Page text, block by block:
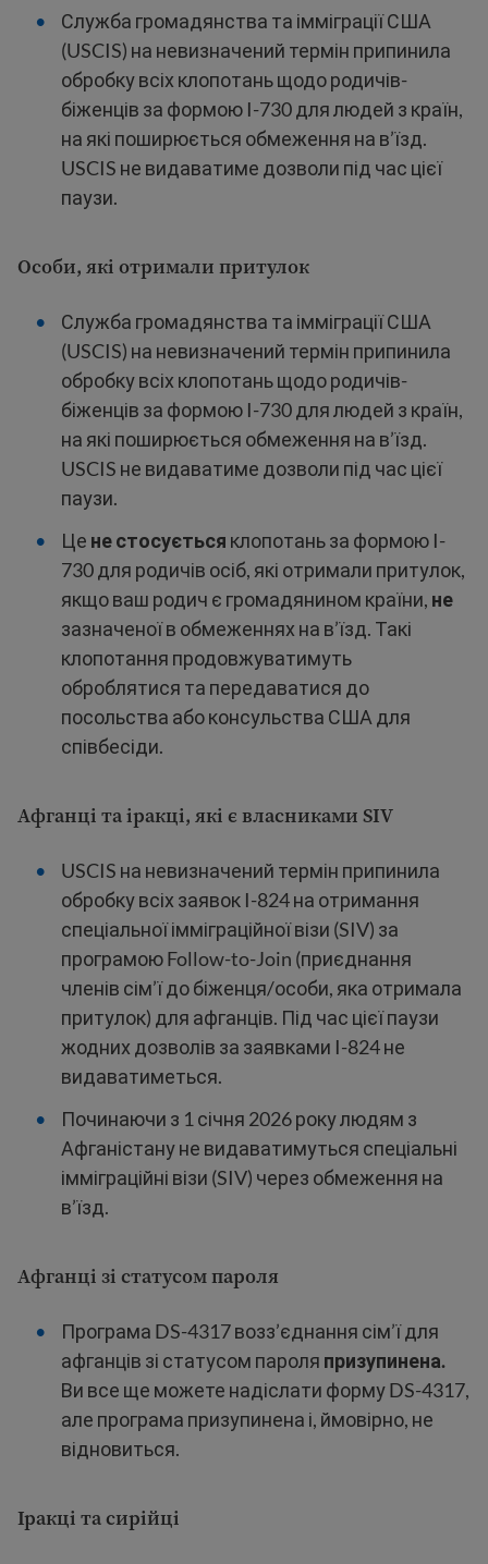
Служба громадянства та імміграції США
(USCIS) на невизначений термін припинила
обробку всіх клопотань щодо родичів-
біженців за формою I-730 для людей з країн,
на які поширюється обмеження на в’їзд.
USCIS не видаватиме дозволи під час цієї
паузи.
Особи, які отримали притулок
Служба громадянства та імміграції США
(USCIS) на невизначений термін припинила
обробку всіх клопотань щодо родичів-
біженців за формою I-730 для людей з країн,
на які поширюється обмеження на в’їзд.
USCIS не видаватиме дозволи під час цієї
паузи.
Це не стосується клопотань за формою I-
730 для родичів осіб, які отримали притулок,
якщо ваш родич є громадянином країни, не
зазначеної в обмеженнях на в’їзд. Такі
клопотання продовжуватимуть
оброблятися та передаватися до
посольства або консульства США для
співбесіди.
Афганці та іракці, які є власниками SIV
USCIS на невизначений термін припинила
обробку всіх заявок I-824 на отримання
спеціальної імміграційної візи (SIV) за
програмою Follow-to-Join (приєднання
членів сім’ї до біженця/особи, яка отримала
притулок) для афганців. Під час цієї паузи
жодних дозволів за заявками I-824 не
видаватиметься.
Починаючи з 1 січня 2026 року людям з
Афганістану не видаватимуться спеціальні
імміграційні візи (SIV) через обмеження на
в’їзд.
Афганці зі статусом пароля
Програма DS-4317 возз’єднання сім’ї для
афганців зі статусом пароля призупинена.
Ви все ще можете надіслати форму DS-4317,
але програма призупинена і, ймовірно, не
відновиться.
Іракці та сирійці